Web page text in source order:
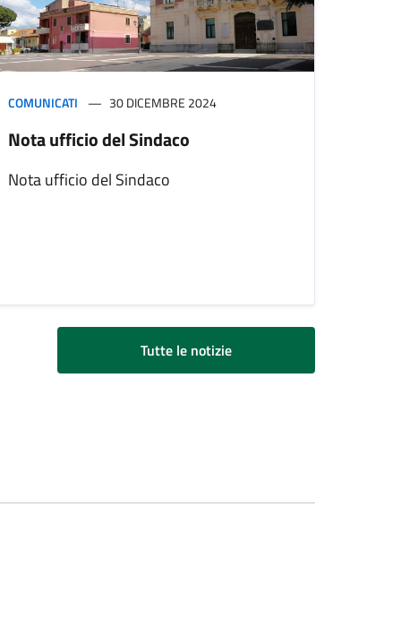
COMUNICATI 30 DICEMBRE 2024
Nota ufficio del Sindaco
Nota ufficio del Sindaco
Tutte le notizie